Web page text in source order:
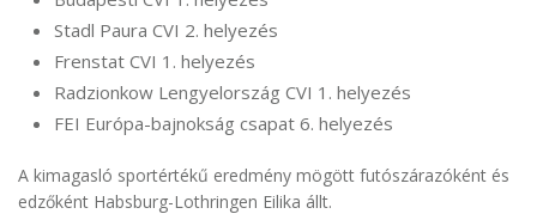
Stadl Paura CVI 2. helyezés
Frenstat CVI 1. helyezés
Radzionkow Lengyelország CVI 1. helyezés
FEI Európa-bajnokság csapat 6. helyezés
A kimagasló sportértékű eredmény mögött futószárazóként és
edzőként Habsburg-Lothringen Eilika állt.